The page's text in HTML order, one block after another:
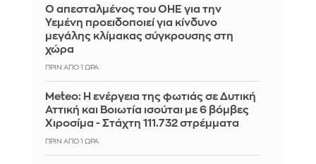
Ο απεσταλμένος του ΟΗΕ για την
Υεμένη προειδοποιεί για κίνδυνο
μεγάλης κλίμακας σύγκρουσης στη
χώρα
ΠΡΙΝ ΑΠΌ 1 ΏΡΑ
Meteo: Η ενέργεια της φωτιάς σε Δυτική
Αττική και Βοιωτία ισούται με 6 βόμβες
Χιροσίμα - Στάχτη 111.732 στρέμματα
ΠΡΙΝ ΑΠΌ 1 ΏΡΑ